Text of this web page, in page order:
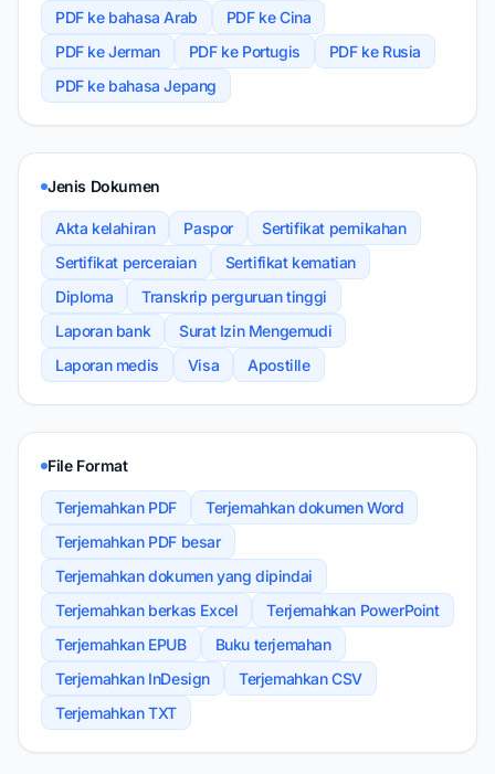
PDF ke bahasa Arab
PDF ke Cina
PDF ke Jerman
PDF ke Portugis
PDF ke Rusia
PDF ke bahasa Jepang
Jenis Dokumen
Akta kelahiran Paspor
Sertifikat pernikahan
Sertifikat perceraian
Sertifikat kematian
Diploma
Transkrip perguruan tinggi
Laporan bank
Surat Izin Mengemudi
Laporan medis
Visa Apostille
File Format
Terjemahkan PDF
Terjemahkan dokumen Word
Terjemahkan PDF besar
Terjemahkan dokumen yang dipindai
Terjemahkan berkas Excel
Terjemahkan PowerPoint
Terjemahkan EPUB
Buku terjemahan
Terjemahkan InDesign
Terjemahkan CSV
Terjemahkan TXT